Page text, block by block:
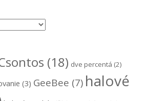
(18) dve percentá (2)
(3) GeeBee (7) halové